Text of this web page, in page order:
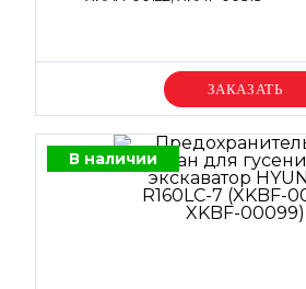
Уточняйте цену
В наличии